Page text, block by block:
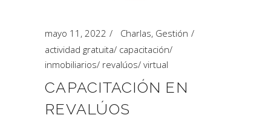
mayo 11, 2022 Charlas, Gestión
actividad gratuita/ capacitación/
inmobiliarios/ revalúos/ virtual
CAPACITACIÓN EN
REVALÚOS